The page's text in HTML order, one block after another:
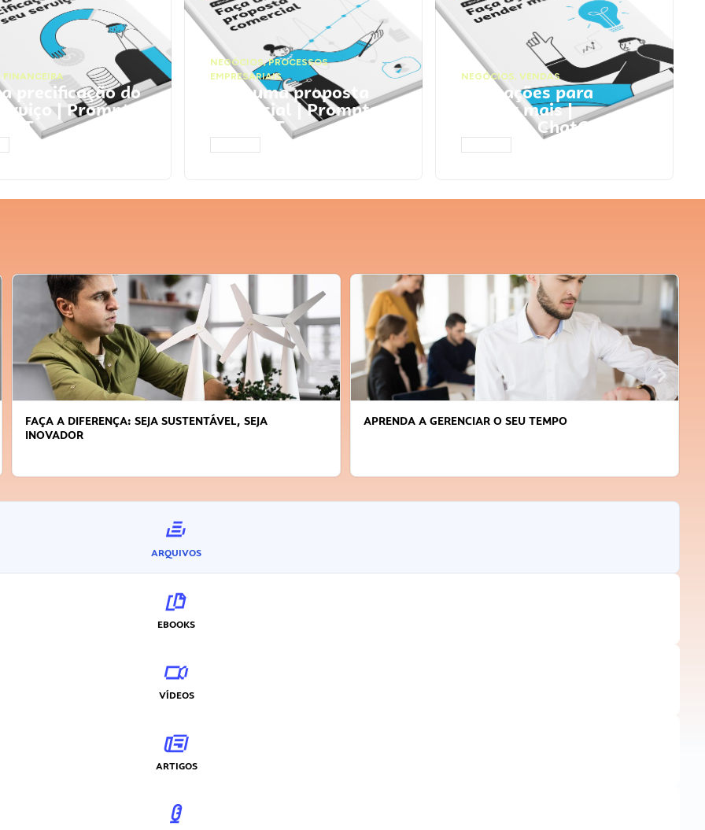
FINANCEIRA
a precificação do
| Prompts
NEGÓCIOS,PROCESSOS
EMPRESARIAIS
Faça uma proposta
comercial | Prompts
ChatGPT
NEGÓCIOS, VENDAS
Faça ações para
vender mais |
Prompts ChatGPT
SEJA SUSTENTÁVEL, SEJA
APRENDA A GERENCIAR O SEU TEMPO
ARQUIVOS
EBOOKS
VÍDEOS
ARTIGOS